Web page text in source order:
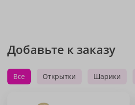
Добавьте к заказу
Все Открытки Шарики